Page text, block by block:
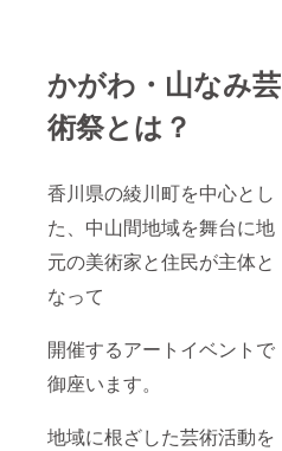
かがわ・山なみ芸
術祭とは？
香川県の綾川町を中心とし
た、 中山間地域を舞台に地
元の美術家と住民が主体と
なって
開催するアートイベントで
御座います。
地域に根ざした芸術活動を